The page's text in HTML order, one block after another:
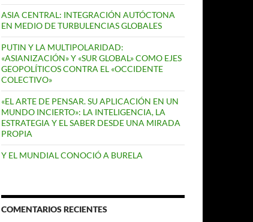
ASIA CENTRAL: INTEGRACIÓN AUTÓCTONA
EN MEDIO DE TURBULENCIAS GLOBALES
PUTIN Y LA MULTIPOLARIDAD:
«ASIANIZACIÓN» Y «SUR GLOBAL» COMO EJES
GEOPOLÍTICOS CONTRA EL «OCCIDENTE
COLECTIVO»
«EL ARTE DE PENSAR. SU APLICACIÓN EN UN
MUNDO INCIERTO»: LA INTELIGENCIA, LA
ESTRATEGIA Y EL SABER DESDE UNA MIRADA
PROPIA
Y EL MUNDIAL CONOCIÓ A BURELA
COMENTARIOS RECIENTES